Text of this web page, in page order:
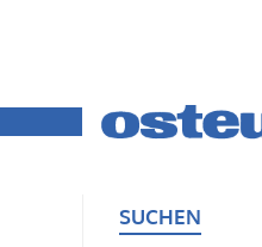
SUCHEN